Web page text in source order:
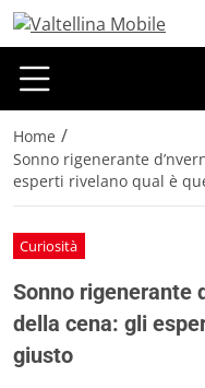
Home /
Sonno rigenerante
esperti rivelano qual è
Curiosità
Sonno rigenerante
della cena: gli
giusto